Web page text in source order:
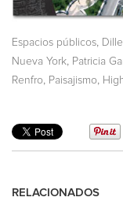
Espacios públicos
Nueva York Patricia
Renfro
Paisajismo
RELACIONADOS